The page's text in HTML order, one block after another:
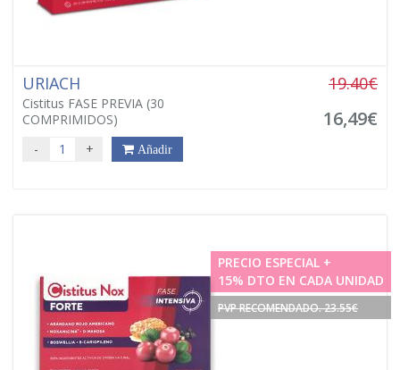
URIACH
Cistitus FASE PREVIA (30
COMPRIMIDOS)
19.40€
16,49€
- + Añadir
PRECIO ESPECIAL +
15% DTO EN CADA UNIDAD
PVP RECOMENDADO. 23.55€